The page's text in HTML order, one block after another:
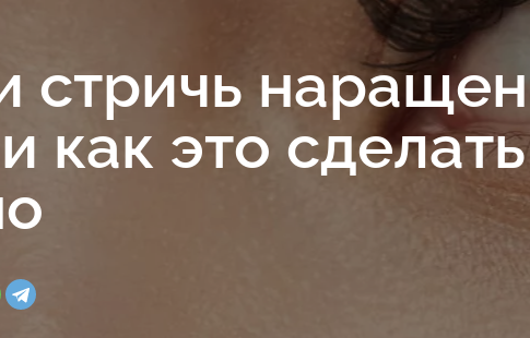
стричь
как это сделать